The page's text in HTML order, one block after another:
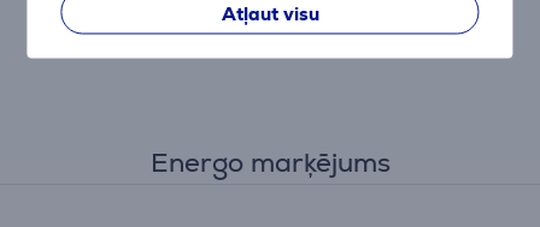
Atļaut visu
Energo marķējums